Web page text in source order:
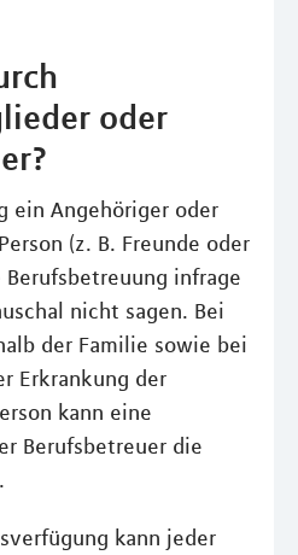
oder
ein Angehöriger oder
(z. B. Freunde oder
Berufsbetreuung infrage
nicht sagen. Bei
der Familie sowie bei
Erkrankung der
kann eine
Berufsbetreuer die
kann jeder